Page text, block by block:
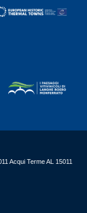
Acqui Terme AL 15011